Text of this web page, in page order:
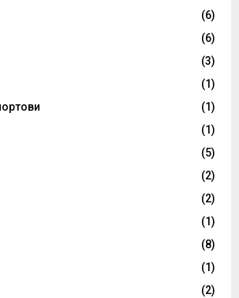
(6)
(6)
(3)
(1)
(1)
(1)
(5)
(2)
(2)
(1)
(8)
(1)
(2)